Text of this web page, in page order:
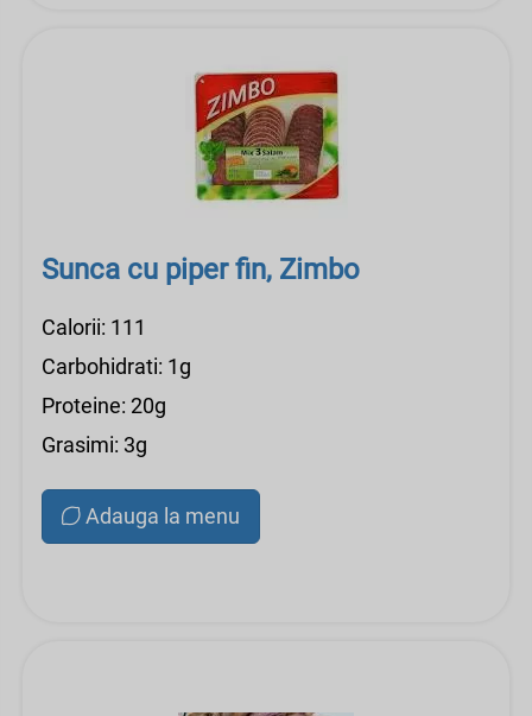
Sunca cu piper fin, Zimbo
Calorii: 111
Carbohidrati: 1g
Proteine: 20g
Grasimi: 3g
Adauga la menu